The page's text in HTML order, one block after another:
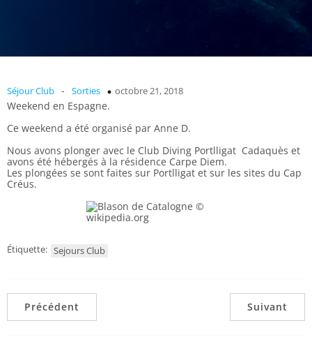
Séjour Club - Sorties octobre 21, 2018
Weekend en Espagne.
Ce weekend a été organisé par Anne D.
Nous avons plonger avec le Club Diving Portlligat Cadaquès et
avons été hébergés à la résidence Carpe Diem.
Les plongées se sont faites sur Portlligat et sur les sites du Cap
Créus.
Étiquette: Sejours Club
Précédent Suivant